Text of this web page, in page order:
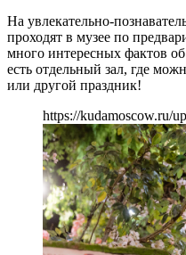
На увлекательно-
проходят в музее по
много интересных фактов
есть отдельный зал, где
или другой праздник!
https://kudamoscow.ru/